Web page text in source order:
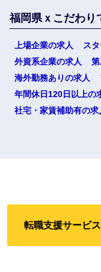
福岡県ｘこだわり
上場企業の求人
ス
外資系企業の求人
海外勤務ありの求人
年間休日120日以上の
社宅・家賃補助有の求
転職支援サービ